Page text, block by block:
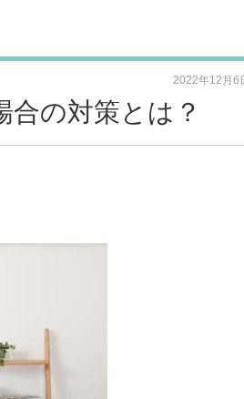
合の対策とは？
2022年12月6